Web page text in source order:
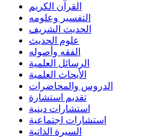
القرآن الكريم
التفسير وعلومه
الحديث الشريف
علوم الحديث
الفقه وأصوله
الرسائل العلمية
الأبحاث العلمية
الدروس والمحاضرات
تقديم استشارة
استشارات دينية
استشارات اجتماعية
السيرة الذاتية